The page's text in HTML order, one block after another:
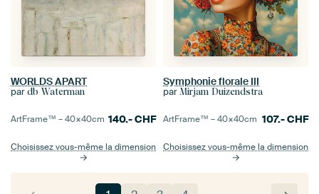
WORLDS APART
par db Waterman
ArtFrame™ –40×40cm 140.-CHF
Choisissez vous-même la dimension
Symphonie florale III
par Mirjam Duizendstra
ArtFrame™ –40×40cm 107.-CHF
Choisissez vous-même la dimension